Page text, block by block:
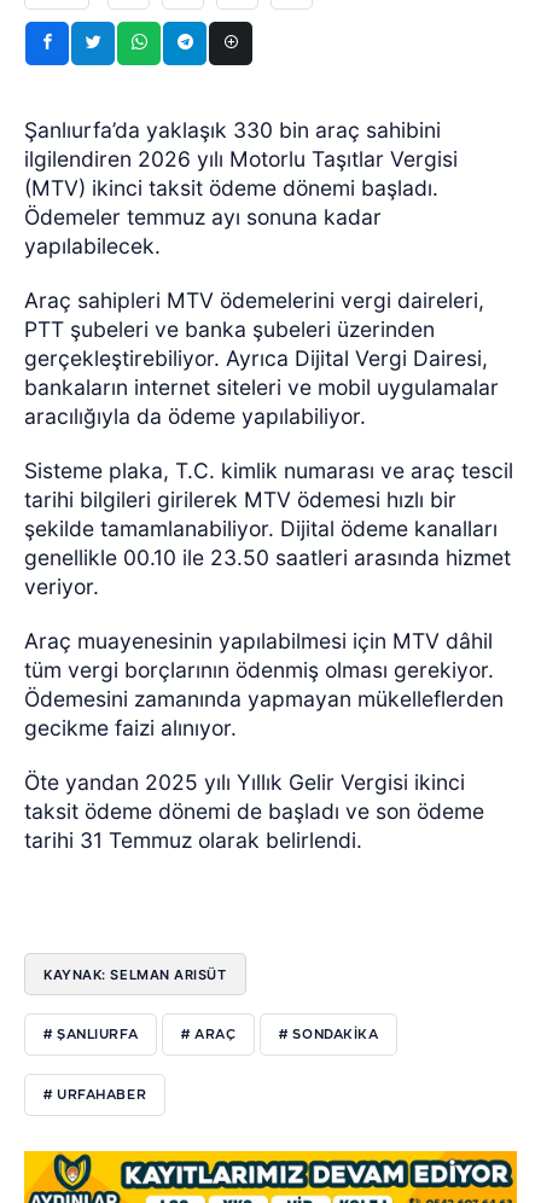
Şanlıurfa’da yaklaşık 330 bin araç sahibini
ilgilendiren 2026 yılı Motorlu Taşıtlar Vergisi
(MTV) ikinci taksit ödeme dönemi başladı.
Ödemeler temmuz ayı sonuna kadar
yapılabilecek.
Araç sahipleri MTV ödemelerini vergi daireleri,
PTT şubeleri ve banka şubeleri üzerinden
gerçekleştirebiliyor. Ayrıca Dijital Vergi Dairesi,
bankaların internet siteleri ve mobil uygulamalar
aracılığıyla da ödeme yapılabiliyor.
Sisteme plaka, T.C. kimlik numarası ve araç tescil
tarihi bilgileri girilerek MTV ödemesi hızlı bir
şekilde tamamlanabiliyor. Dijital ödeme kanalları
genellikle 00.10 ile 23.50 saatleri arasında hizmet
veriyor.
Araç muayenesinin yapılabilmesi için MTV dâhil
tüm vergi borçlarının ödenmiş olması gerekiyor.
Ödemesini zamanında yapmayan mükelleflerden
gecikme faizi alınıyor.
Öte yandan 2025 yılı Yıllık Gelir Vergisi ikinci
taksit ödeme dönemi de başladı ve son ödeme
tarihi 31 Temmuz olarak belirlendi.
KAYNAK: SELMAN ARISÜT
# ŞANLIURFA # ARAÇ # SONDAKIKA
# URFAHABER